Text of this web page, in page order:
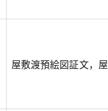
屋敷渡預絵図証文，